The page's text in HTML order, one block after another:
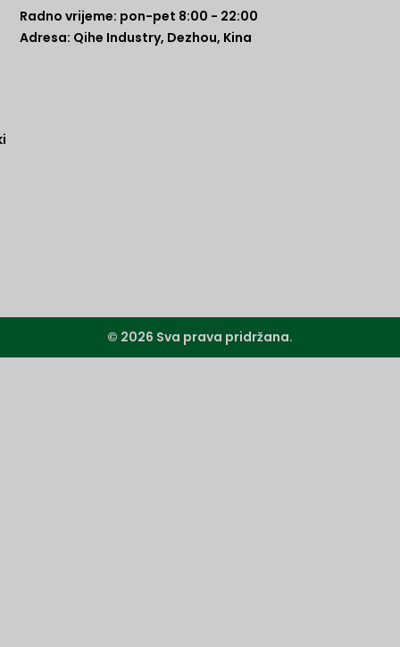
Radno vrijeme: pon-pet 8:00 - 22:00
Adresa: Qihe Industry, Dezhou, Kina
© 2026 Sva prava pridržana.